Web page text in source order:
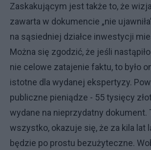
Zaskakującym jest także to, że
zawarta w dokumencie „nie
na sąsiedniej działce inwestycji
Można się zgodzić, że jeśli
nie celowe zatajenie faktu, to było
istotne dla wydanej ekspertyzy.
publiczne pieniądze - 55 tysięcy
wydane na nieprzydatny dokument.
wszystko, okazuje się, że za kila lat
będzie po prostu bezużyteczne.